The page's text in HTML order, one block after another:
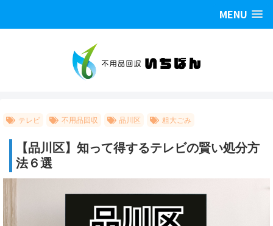
MENU
テレビ 不用品回収 品川区 粗大ごみ
【品川区】知って得するテレビの賢い処分方
法６選